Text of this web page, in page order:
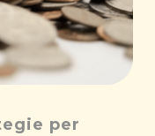
per